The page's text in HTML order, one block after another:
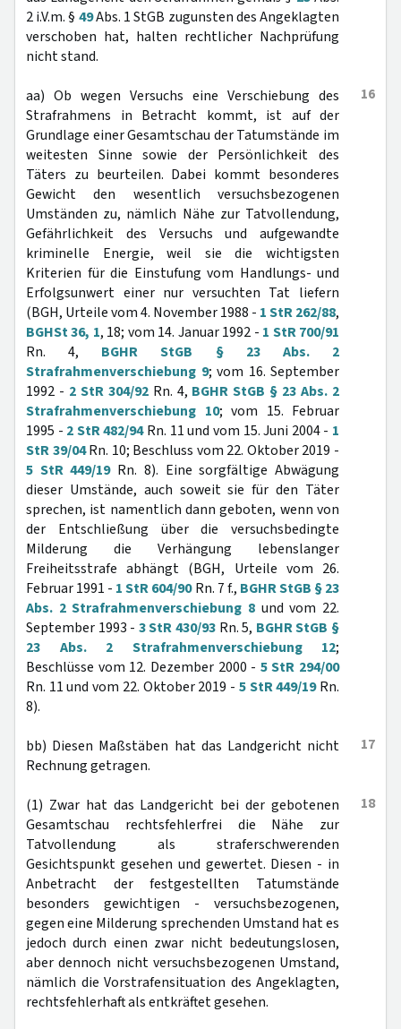
2 i.V.m. § 49Abs. 1 StGB zugunsten des Angeklagten
verschoben hat, halten rechtlicher Nachprüfung
nicht stand.
16
aa) Ob wegen Versuchs eine Verschiebung des
Strafrahmens in Betracht kommt, ist auf der
Grundlage einer Gesamtschau der Tatumstände im
weitesten Sinne sowie der Persönlichkeit des
Täters zu beurteilen. Dabei kommt besonderes
Gewicht den wesentlich versuchsbezogenen
Umständen zu, nämlich Nähe zur Tatvollendung,
Gefährlichkeit des Versuchs und aufgewandte
kriminelle Energie, weil sie die wichtigsten
Kriterien für die Einstufung vom Handlungs- und
Erfolgsunwert einer nur versuchten Tat liefern
(BGH, Urteile vom 4. November 1988 - 1 StR 262/88,
BGHSt 36, 1, 18; vom 14. Januar 1992 - 1 StR 700/91
Rn. 4, BGHR StGB § 23 Abs. 2
Strafrahmenverschiebung 9; vom 16. September
1992 - 2 StR 304/92Rn. 4, BGHR StGB § 23 Abs. 2
Strafrahmenverschiebung 10; vom 15. Februar
1995 - 2 StR 482/94Rn. 11 und vom 15. Juni 2004 - 1
StR 39/04Rn. 10; Beschluss vom 22. Oktober 2019 -
5 StR 449/19Rn. 8). Eine sorgfältige Abwägung
dieser Umstände, auch soweit sie für den Täter
sprechen, ist namentlich dann geboten, wenn von
der Entschließung über die versuchsbedingte
Milderung die Verhängung lebenslanger
Freiheitsstrafe abhängt (BGH, Urteile vom 26.
Februar 1991 - 1 StR 604/90Rn. 7 f., BGHR StGB § 23
Abs. 2 Strafrahmenverschiebung 8 und vom 22.
September 1993 - 3 StR 430/93 Rn. 5, BGHR StGB §
23 Abs. 2 Strafrahmenverschiebung 12;
Beschlüsse vom 12. Dezember 2000 - 5 StR 294/00
Rn. 11 und vom 22. Oktober 2019 - 5 StR 449/19Rn.
8).
17
bb) Diesen Maßstäben hat das Landgericht nicht
Rechnung getragen.
18
(1) Zwar hat das Landgericht bei der gebotenen
Gesamtschau rechtsfehlerfrei die Nähe zur
Tatvollendung als straferschwerenden
Gesichtspunkt gesehen und gewertet. Diesen - in
Anbetracht der festgestellten Tatumstände
besonders gewichtigen - versuchsbezogenen,
gegen eine Milderung sprechenden Umstand hat es
jedoch durch einen zwar nicht bedeutungslosen,
aber dennoch nicht versuchsbezogenen Umstand,
nämlich die Vorstrafensituation des Angeklagten,
rechtsfehlerhaft als entkräftet gesehen.